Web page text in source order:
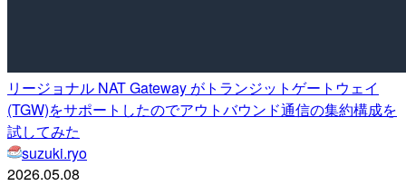
リージョナル NAT Gateway がトランジットゲートウェイ
(TGW)をサポートしたのでアウトバウンド通信の集約構成を
試してみた
suzuki.ryo
2026.05.08